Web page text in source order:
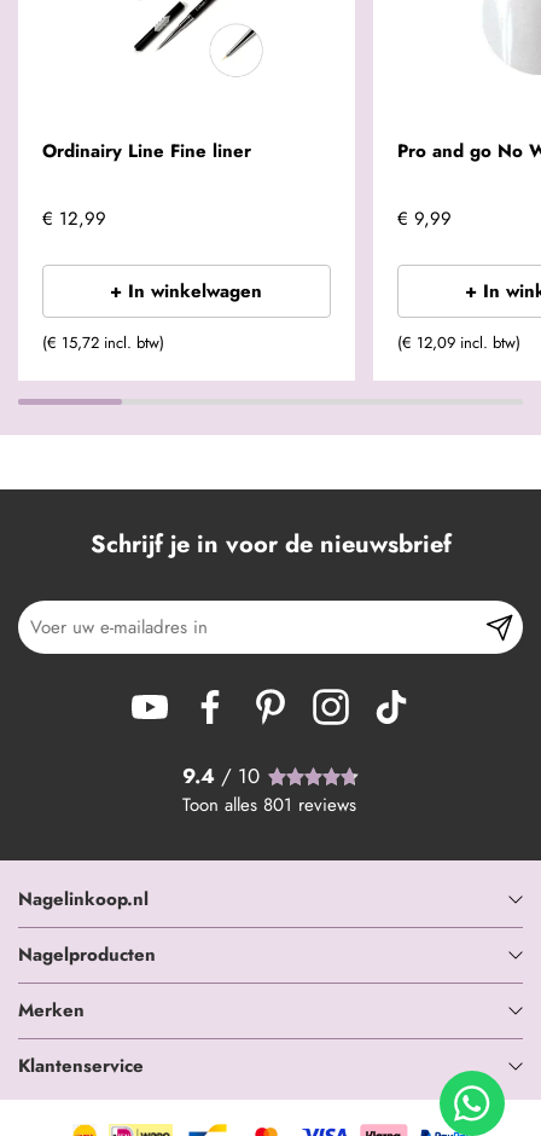
+
Ordinairy Line Fine liner
€ 12,99
+ In winkelwagen
(€ 15,72 incl. btw)
Pro and go No
€ 9,99
+ In
(€ 12,09 incl. btw)
Schrijf je in voor de nieuwsbrief
9.4 / 10
Toon alles 801 reviews
Nagelinkoop.nl
Nagelproducten
Merken
Klantenservice